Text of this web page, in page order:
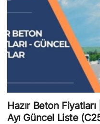
Hazır Beton
Ayı Güncel Liste